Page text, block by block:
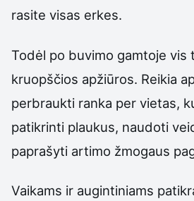
rasite visas erkes.
Todėl po buvimo gamtoje vis
kruopščios apžiūros. Reikia
perbraukti ranka per vietas,
patikrinti plaukus, naudoti
paprašyti artimo žmogaus
Vaikams ir augintiniams